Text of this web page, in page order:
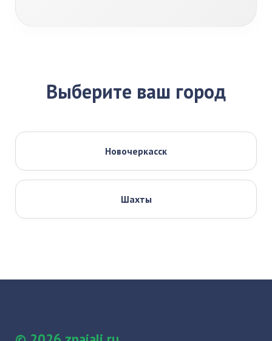
Выберите ваш город
Новочеркасск
Шахты